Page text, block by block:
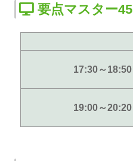
要点マスター45
17:30～18:50
19:00～20:20